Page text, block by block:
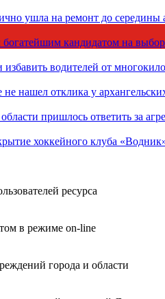
ушла на ремонт до середины
кандидатом на
водителей от
нашел отклика у
пришлось ответить за
хоккейного клуба
ресурса
в режиме on-line
города и области